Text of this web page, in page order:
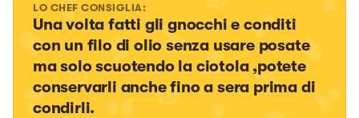
LO CHEF CONSIGLIA:
Una volta fatti gli gnocchi e conditi
con un filo di olio senza usare posate
ma solo scuotendo la ciotola ,potete
conservarli anche fino a sera prima di
condirli.